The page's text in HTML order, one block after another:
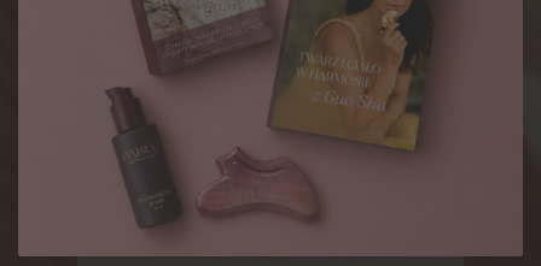
Facemodeling
Odkryj naturalne i
nieprzemijające piękno.